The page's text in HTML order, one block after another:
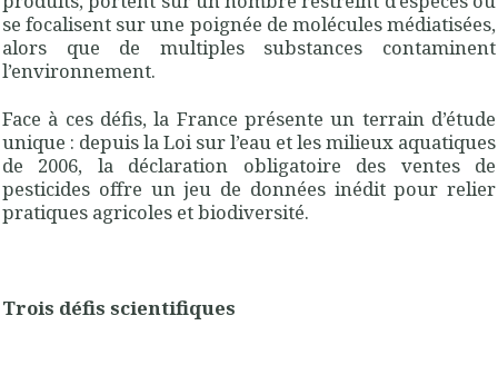
se focalisent sur une poignée de molécules médiatisées,
alors que de multiples substances contaminent
l’environnement.
Face à ces défis, la France présente un terrain d’étude
unique : depuis la Loi sur l’eau et les milieux aquatiques
de 2006, la déclaration obligatoire des ventes de
pesticides offre un jeu de données inédit pour relier
pratiques agricoles et biodiversité.
Trois défis scientifiques